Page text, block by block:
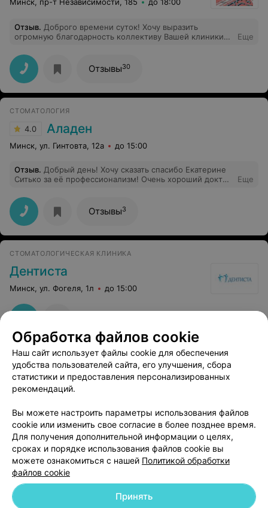
Отзыв. Доброго времени суток! Хочу выразить
огромную благодарность коллективу Вашей клиники
приеме несколько раз, у разных сотрудников Вашей
клиники, - помимо здоровых зубов осталась еще и
масса положительных эмоций. Все мои посещения
стоматолога превратились в сказку. Вы - настоящие
профессионалы своего дела, ответственные,
Ваш труд!
Еще
Отзывы30
СТОМАТОЛОГИЯ
4.0 Аладен
Минск, ул. Гинтовта, 12а до 15:00
Отзыв. Добрый день! Хочу сказать спасибо Екатерине
Ситько за её профессионализм! Очень хороший доктор
врача всегда с улыбкой и фразой: мама, я ещё хочу к
этому врачу! Я не боюсь) Добрый от отзывчивый
коллектив, хорошее отношение к пациентам)
Еще
Отзывы3
СТОМАТОЛОГИЧЕСКАЯ КЛИНИКА
Дентиста
Минск, ул. Фогеля, 1л до 15:00
Добавить специалиста
Обработка файлов cookie
Наш сайт использует файлы cookie для обеспечения
удобства пользователей сайта, его улучшения, сбора
статистики и предоставления персонализированных
рекомендаций.
Вы можете настроить параметры использования файлов
cookie или изменить свое согласие в более позднее время.
Для получения дополнительной информации о целях,
сроках и порядке использования файлов cookie вы
можете ознакомиться с нашей Политикой обработки
файлов cookie
Принять